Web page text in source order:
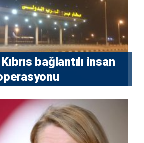
bağlantılı insan